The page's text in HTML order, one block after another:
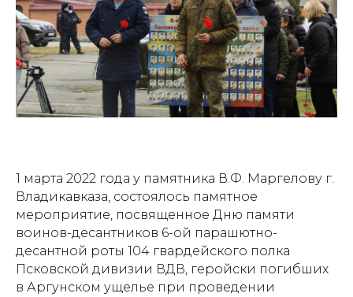
1 марта 2022 года у памятника В.Ф. Маргелову г.
Владикавказа, состоялось памятное
мероприятие, посвященное Дню памяти
воинов-десантников 6-ой парашютно-
десантной роты 104 гвардейского полка
Псковской дивизии ВДВ, геройски погибших
в Аргунском ущелье при проведении